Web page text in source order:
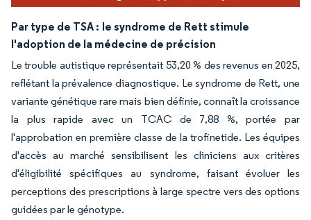
Par type de TSA : le syndrome de Rett stimule
l'adoption de la médecine de précision
Le trouble autistique représentait 53,20 % des revenus en 2025,
reflétant la prévalence diagnostique. Le syndrome de Rett, une
variante génétique rare mais bien définie, connaît la croissance
la plus rapide avec un TCAC de 7,88 %, portée par
l'approbation en première classe de la trofinetide. Les équipes
d'accès au marché sensibilisent les cliniciens aux critères
d'éligibilité spécifiques au syndrome, faisant évoluer les
perceptions des prescriptions à large spectre vers des options
guidées par le génotype.